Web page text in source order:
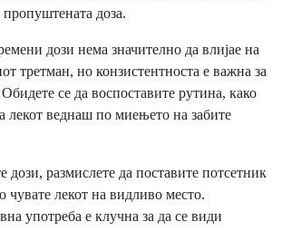
пропуштената доза.
дози нема значително да влијае на
третман, но конзистентноста е важна за
се да воспоставите рутина, како
лекот веднаш по миењето на забите
дози, размислете да поставите потсетник
чувате лекот на видливо место.
употреба е клучна за да се види